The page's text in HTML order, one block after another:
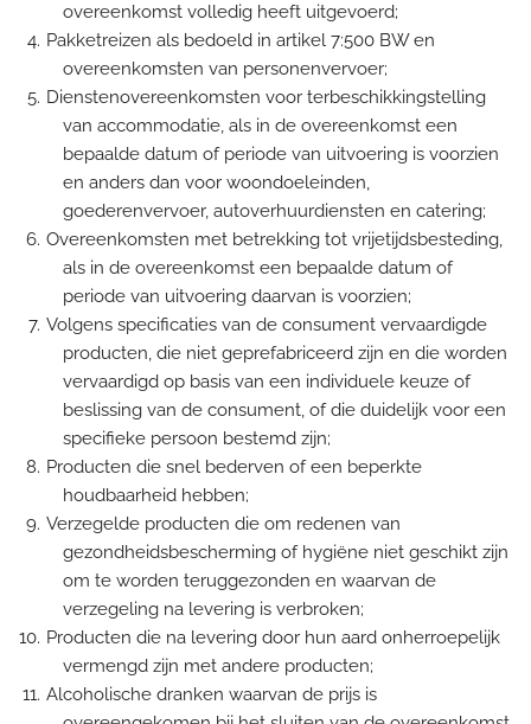
overeenkomst volledig heeft uitgevoerd;
Pakketreizen als bedoeld in artikel 7:500 BW en
overeenkomsten van personenvervoer;
Dienstenovereenkomsten voor terbeschikkingstelling
van accommodatie, als in de overeenkomst een
bepaalde datum of periode van uitvoering is voorzien
en anders dan voor woondoeleinden,
goederenvervoer, autoverhuurdiensten en catering;
Overeenkomsten met betrekking tot vrijetijdsbesteding,
als in de overeenkomst een bepaalde datum of
periode van uitvoering daarvan is voorzien;
Volgens specificaties van de consument vervaardigde
producten, die niet geprefabriceerd zijn en die worden
vervaardigd op basis van een individuele keuze of
beslissing van de consument, of die duidelijk voor een
specifieke persoon bestemd zijn;
Producten die snel bederven of een beperkte
houdbaarheid hebben;
Verzegelde producten die om redenen van
gezondheidsbescherming of hygiëne niet geschikt zijn
om te worden teruggezonden en waarvan de
verzegeling na levering is verbroken;
Producten die na levering door hun aard onherroepelijk
vermengd zijn met andere producten;
Alcoholische dranken waarvan de prijs is